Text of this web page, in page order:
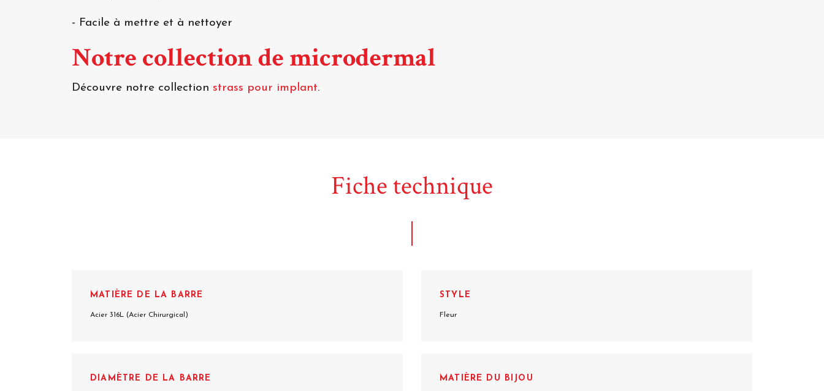
- Facile à mettre et à nettoyer
Notre collection de microdermal
Découvre notre collection strass pour implant.
Fiche technique
MATIÈRE DE LA BARRE
Acier 316L (Acier Chirurgical)
STYLE
Fleur
DIAMÈTRE DE LA BARRE MATIÈRE DU BIJOU